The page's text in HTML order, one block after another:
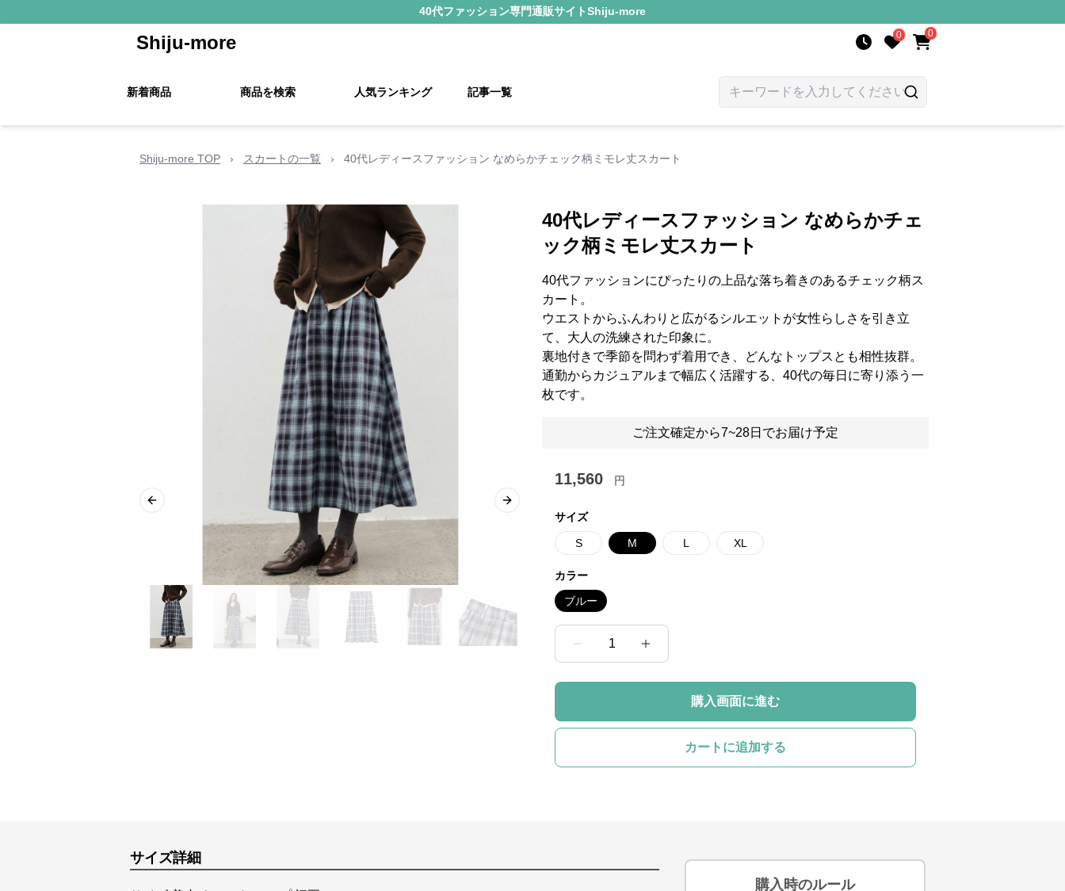
40代ファッション専門通販サイトShiju-more
Shiju-more 0 0
新着商品 商品を検索 人気ランキング 記事一覧
Shiju-more TOP › スカートの一覧 › 40代レディースファッション なめらかチェック柄ミモレ丈スカート
Previous slide Next slide
40代レディースファッション なめらかチェ
ック柄ミモレ丈スカート
40代ファッションにぴったりの上品な落ち着きのあるチェック柄ス
カート。
ウエストからふんわりと広がるシルエットが女性らしさを引き立
て、大人の洗練された印象に。
裏地付きで季節を問わず着用でき、どんなトップスとも相性抜群。
通勤からカジュアルまで幅広く活躍する、40代の毎日に寄り添う一
枚です。
ご注文確定から7~28日でお届け予定
11,560 円
サイズ
S M L XL
カラー
ブルー
1
購入画面に進む
カートに追加する
サイズ詳細
購入時のルール